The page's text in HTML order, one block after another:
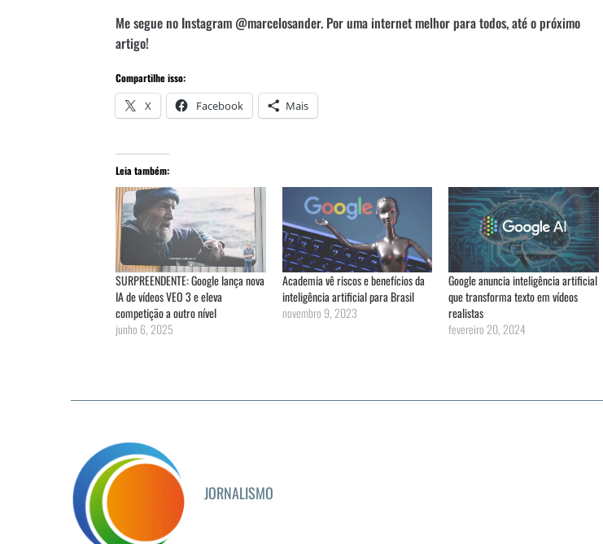
Me segue no Instagram @marcelosander. Por uma internet melhor para todos, até o próximo
artigo!
Compartilhe isso:
X Facebook Mais
Leia também:
SURPREENDENTE: Google lança nova
IA de vídeos VEO 3 e eleva
competição a outro nível
junho 6, 2025
Academia vê riscos e benefícios da
inteligência artificial para Brasil
novembro 9, 2023
Google anuncia inteligência artificial
que transforma texto em vídeos
realistas
fevereiro 20, 2024
JORNALISMO